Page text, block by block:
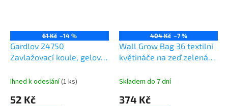
61 Kč –14 %
Gardlov 24750
Zavlažovací koule, gelové
Ihned k odeslání(1 ks)
52 Kč
404 Kč –7 %
Wall Grow Bag 36 textilní
květináče na zeď zelená
Skladem do 7 dní
374 Kč